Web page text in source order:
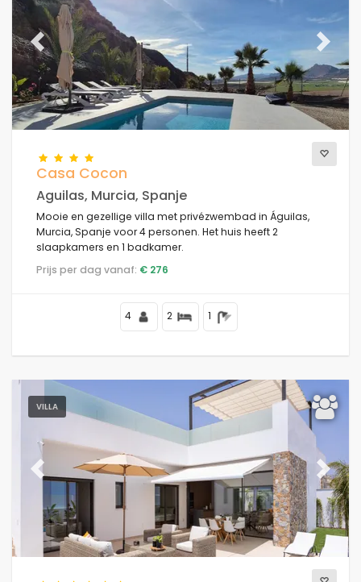
Previous Next
Casa Cocon
Aguilas, Murcia, Spanje
Mooie en gezellige villa met privézwembad in Águilas,
Murcia, Spanje voor 4 personen. Het huis heeft 2
slaapkamers en 1 badkamer.
Prijs per dag vanaf: € 276
4 2 1
VILLA
Previous Next